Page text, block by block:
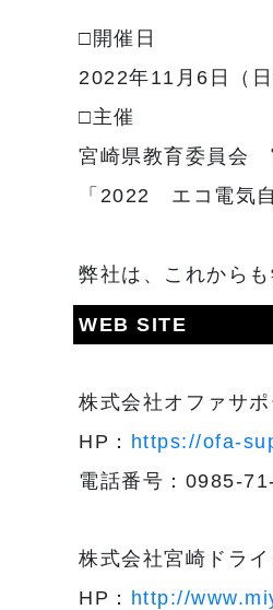
□開催日
2022年11月6日（
□主催
宮崎県教育委員会
「2022 エコ電気
弊社は、これから
WEB SITE
株式会社オファサ
HP： https://ofa-
電話番号：0985-
株式会社宮崎ドラ
HP： http://